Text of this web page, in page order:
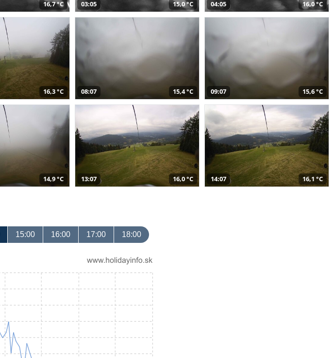
16,7 °C 03:05 15,0 °C 04:05 16,0 °C
16,3 °C 08:07 15,4 °C 09:07 15,6 °C
14,9 °C 13:07 16,0 °C 14:07 16,1 °C
15:00 16:00 17:00 18:00